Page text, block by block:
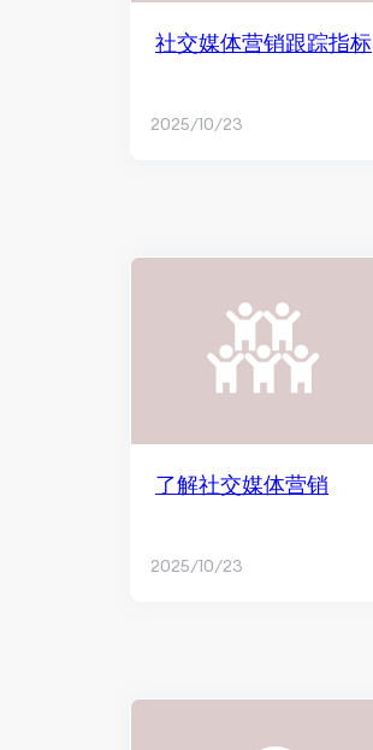
社交媒体营销跟踪指标
2025/10/23
了解社交媒体营销
2025/10/23